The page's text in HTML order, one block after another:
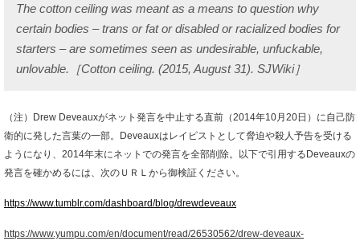
The cotton ceiling was meant as a means to question why
certain bodies – trans or fat or disabled or racialized bodies for
starters – are sometimes seen as undesirable, unfuckable,
unlovable.［Cotton ceiling. (2015, August 31). SJWiki］
（注）Drew Deveauxがネット発言を中止する直前（2014年10月20日）に自己防
衛的に発した言葉の一部。Deveauxはレイピストとして脅迫や殺人予告を受ける
ようになり、2014年末にネットでの発言を全部削除。以下で引用するDeveauxの
発言を確かめるには、次のＵＲＬから御検証ください。
https://www.tumblr.com/dashboard/blog/drewdeveaux
https://www.yumpu.com/en/document/read/26530562/drew-deveaux-